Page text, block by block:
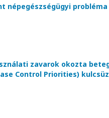
népegészségügyi probléma
zavarok okozta
Control Priorities)